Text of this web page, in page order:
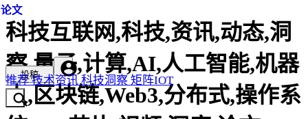
科技互联网,科技,资讯,动态,洞
察,量子,计算,AI,人工智能,机器
人,区块链,Web3,分布式,操作系
投稿
推荐技术资讯科技洞察 矩阵IOT
论文
论文
论文
论文